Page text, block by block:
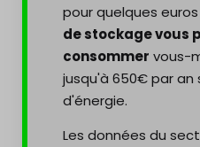
pour quelques
de stockage vous
consommer vous-
jusqu'à 650€ par
d'énergie.
Les données du